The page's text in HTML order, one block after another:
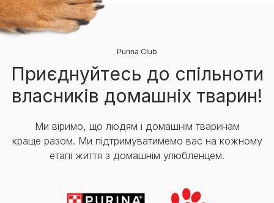
Purina Club
Приєднуйтесь до спільноти
власників домашніх тварин!
Ми віримо, що людям і домашнім тваринам
краще разом. Ми підтримуватимемо вас на кожному
етапі життя з домашнім улюбленцем.